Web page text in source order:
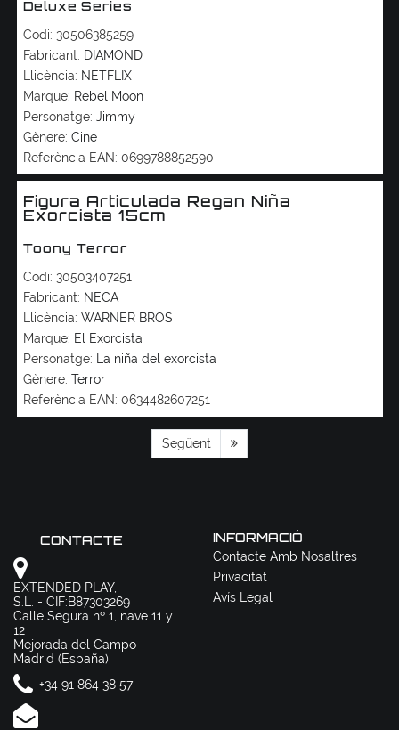
Deluxe Series
Codi: 30506385259
Fabricant: DIAMOND
Llicència: NETFLIX
Marque: Rebel Moon
Personatge: Jimmy
Gènere: Cine
Referència EAN: 0699788852590
Figura Articulada Regan Niña
Exorcista 15cm
Toony Terror
Codi: 30503407251
Fabricant: NECA
Llicència: WARNER BROS
Marque: El Exorcista
Personatge:
La niña del exorcista
Gènere: Terror
Referència EAN: 0634482607251
Següent
CONTACTE
EXTENDED PLAY,
S.L. - CIF:B87303269
Calle Segura nº 1, nave 11 y
12
Mejorada del Campo
Madrid (España)
+34 91 864 38 57
INFORMACIÓ
Contacte Amb Nosaltres
Privacitat
Avís Legal